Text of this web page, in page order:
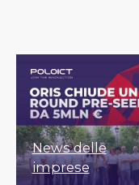
News delle
imprese